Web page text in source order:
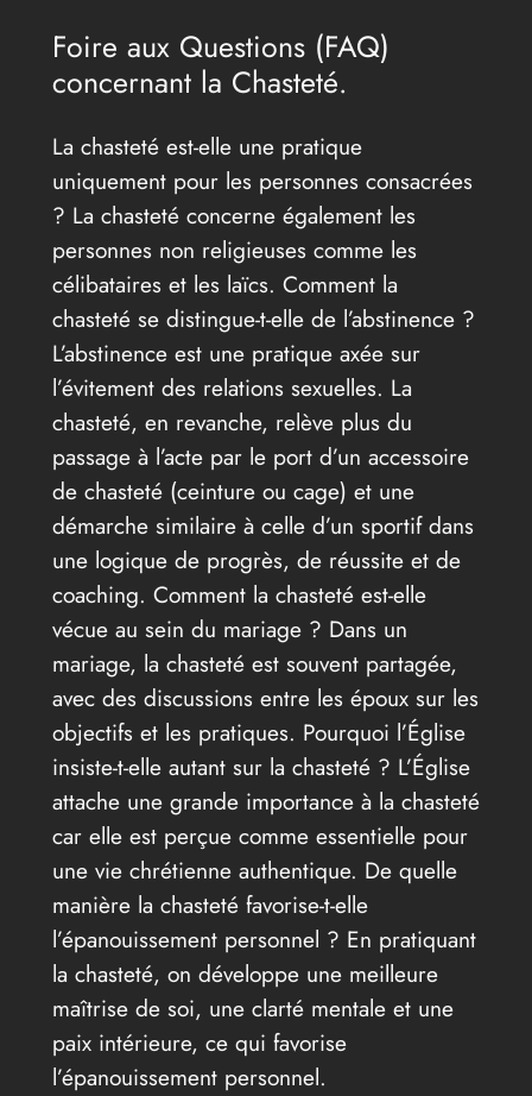
Foire aux Questions (FAQ)
concernant la Chasteté.
La chasteté est-elle une pratique
uniquement pour les personnes consacrées
? La chasteté concerne également les
personnes non religieuses comme les
célibataires et les laïcs. Comment la
chasteté se distingue-t-elle de l’abstinence ?
L’abstinence est une pratique axée sur
l’évitement des relations sexuelles. La
chasteté, en revanche, relève plus du
passage à l’acte par le port d’un accessoire
de chasteté (ceinture ou cage) et une
démarche similaire à celle d’un sportif dans
une logique de progrès, de réussite et de
coaching. Comment la chasteté est-elle
vécue au sein du mariage ? Dans un
mariage, la chasteté est souvent partagée,
avec des discussions entre les époux sur les
objectifs et les pratiques. Pourquoi l’Église
insiste-t-elle autant sur la chasteté ? L’Église
attache une grande importance à la chasteté
car elle est perçue comme essentielle pour
une vie chrétienne authentique. De quelle
manière la chasteté favorise-t-elle
l’épanouissement personnel ? En pratiquant
la chasteté, on développe une meilleure
maîtrise de soi, une clarté mentale et une
paix intérieure, ce qui favorise
l’épanouissement personnel.